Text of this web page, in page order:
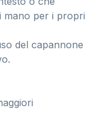
mano per i propri
del capannone